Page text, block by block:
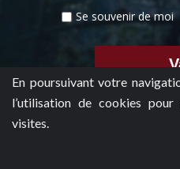
En poursuivant votre
l’utilisation de cookies
visites.
Se souvenir de moi